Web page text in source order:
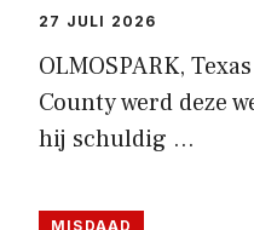
27 JULI 2026
OLMOSPARK,
County werd deze
hij schuldig …
MISDAAD